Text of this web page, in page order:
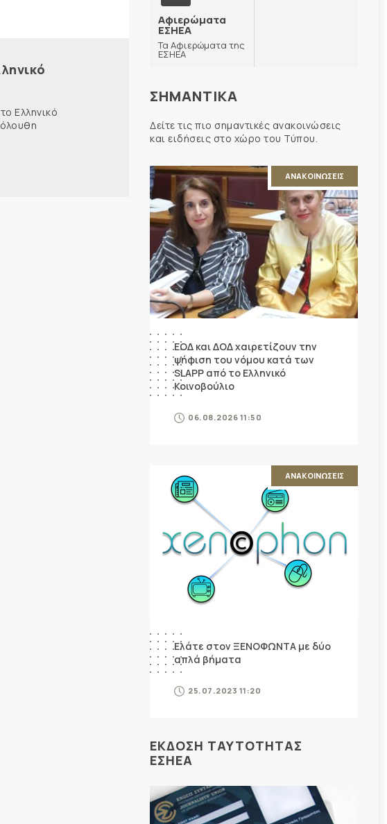
Ελληνικό
Αφιερώματα
ΕΣΗΕΑ
Τα Αφιερώματα της
ΕΣΗΕΑ
ΣΗΜΑΝΤΙΚΑ
Δείτε τις πιο σημαντικές ανακοινώσεις
και ειδήσεις στο χώρο του Τύπου.
ΑΝΑΚΟΙΝΩΣΕΙΣ
ΕΟΔ και ΔΟΔ χαιρετίζουν την
ψήφιση του νόμου κατά των
SLAPP από το Ελληνικό
Κοινοβούλιο
06.08.2026 11:50
ΑΝΑΚΟΙΝΩΣΕΙΣ
Ελάτε στον ΞΕΝΟΦΩΝΤΑ με δύο
απλά βήματα
25.07.2023 11:20
ΕΚΔΟΣΗ ΤΑΥΤΟΤΗΤΑΣ
ΕΣΗΕΑ